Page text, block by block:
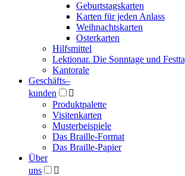
Geburtstagskarten
Karten für jeden Anlass
Weihnachtskarten
Osterkarten
Hilfsmittel
Lektionar. Die Sonntage und
Kantorale
Geschäfts­–
kunden

Produktpalette
Visitenkarten
Musterbeispiele
Das Braille-Format
Das Braille-Papier
Über
uns
